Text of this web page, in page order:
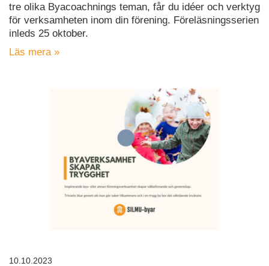
tre olika Byacoachnings teman, får du idéer och verktyg
för verksamheten inom din förening. Föreläsningsserien
inleds 25 oktober.
Läs mera »
10.10.2023